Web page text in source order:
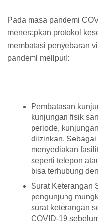
Pada masa pandemi
menerapkan protokol
membatasi penyebaran
pandemi meliputi:
Pembatasan
kunjungan fisik
periode,
diizinkan. Sebagai
menyediakan
seperti telepon
bisa terhubung
Surat Keterangan
pengunjung
surat keterangan
COVID-19